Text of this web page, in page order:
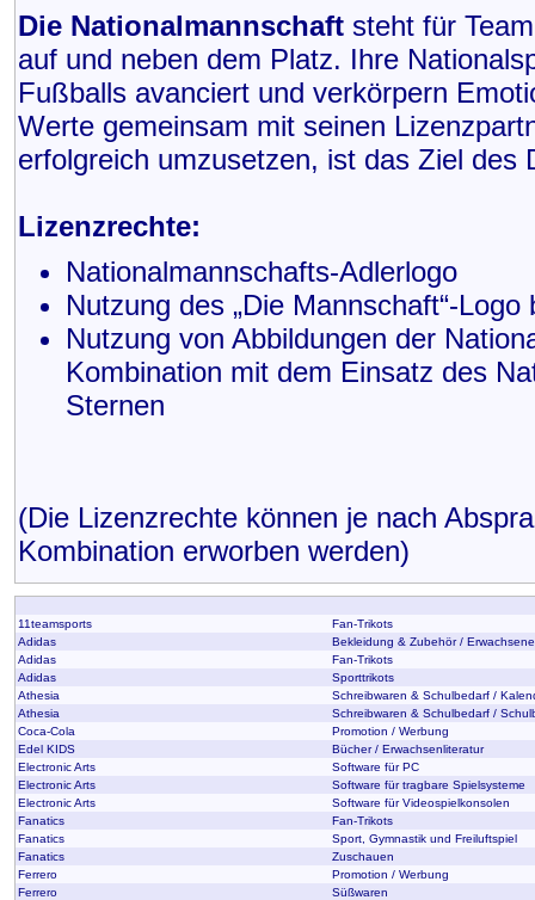
Die Nationalmannschaft steht für
auf und neben dem Platz. Ihre
Fußballs avanciert und verkörpern
Werte gemeinsam mit seinen
erfolgreich umzusetzen, ist das Ziel des
Lizenzrechte:
Nationalmannschafts-Adlerlogo
Nutzung des „Die Mannschaft“-
Nutzung von Abbildungen der
Kombination mit dem Einsatz des
Sternen
(Die Lizenzrechte können je nach
Kombination erworben werden)
11teamsports
Fan-Trikots
Adidas
Bekleidung & Zubehör /
Adidas
Fan-Trikots
Adidas
Sporttrikots
Athesia
Schreibwaren & Schulbedarf /
Athesia
Schreibwaren & Schulbedarf /
Coca-Cola
Promotion / Werbung
Edel KIDS
Bücher / Erwachsenliteratur
Electronic Arts
Software für PC
Electronic Arts
Software für tragbare Spielsysteme
Electronic Arts
Software für Videospielkonsolen
Fanatics
Fan-Trikots
Fanatics
Sport, Gymnastik und Freiluftspiel
Fanatics
Zuschauen
Ferrero
Promotion / Werbung
Ferrero
Süßwaren